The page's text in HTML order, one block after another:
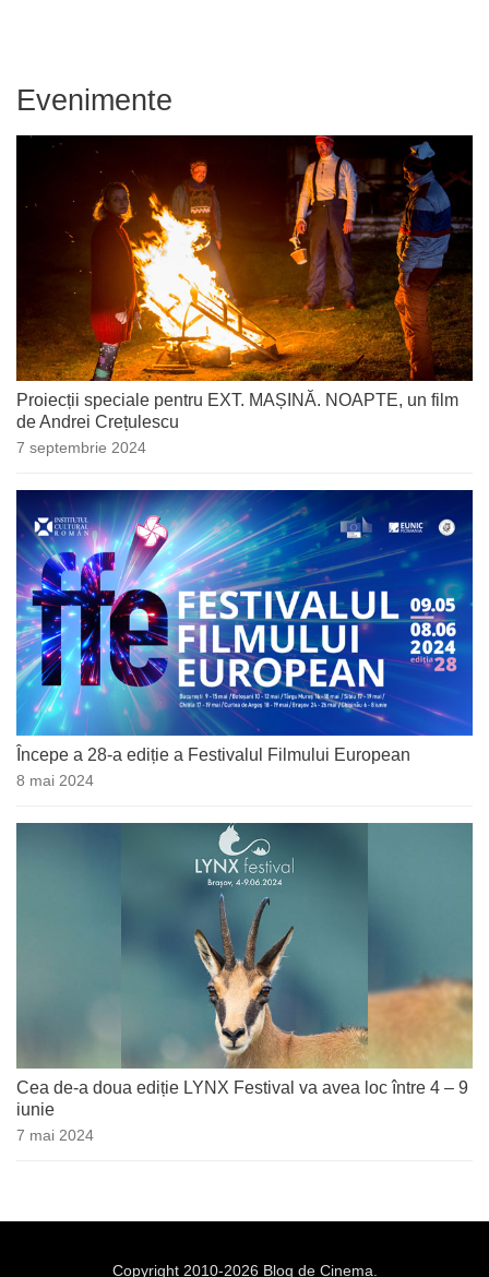
Evenimente
Proiecții speciale pentru EXT. MAȘINĂ. NOAPTE, un film
de Andrei Crețulescu
7 septembrie 2024
Începe a 28-a ediție a Festivalul Filmului European
8 mai 2024
Cea de-a doua ediție LYNX Festival va avea loc între 4 – 9
iunie
7 mai 2024
Copyright 2010-2026 Blog de Cinema.